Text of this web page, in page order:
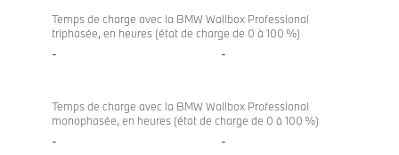
Temps de charge avec la BMW Wallbox Professional
triphasée, en heures (état de charge de 0 à 100 %)
- -
Temps de charge avec la BMW Wallbox Professional
monophasée, en heures (état de charge de 0 à 100 %)
- -